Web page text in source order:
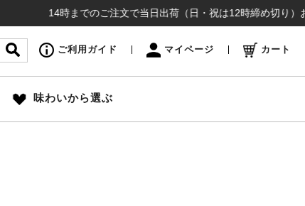
14時までのご注文で当日出荷（日・祝は12時締め切り）お
ご利用ガイド マイページ カート
味わいから選ぶ